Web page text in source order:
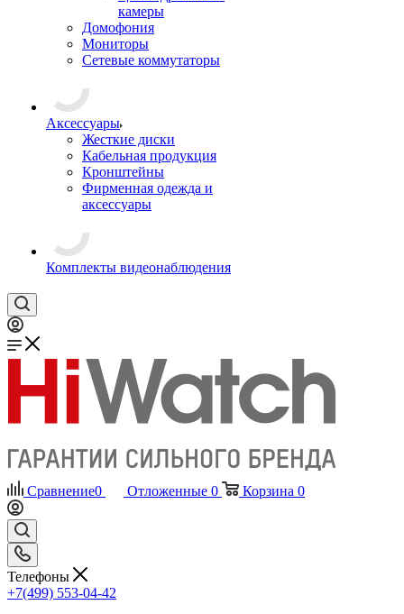
камеры
Домофония
Мониторы
Сетевые коммутаторы
Аксессуары
Жесткие диски
Кабельная продукция
Кронштейны
Фирменная одежда и
аксессуары
Комплекты видеонаблюдения
Сравнение0 Отложенные 0 Корзина 0
Телефоны
+7(499) 553-04-42